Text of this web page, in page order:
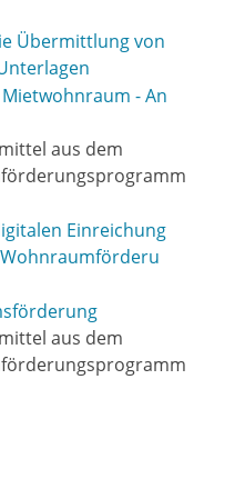
Übermittlung von
- An
aus dem
Einreichung
aus dem